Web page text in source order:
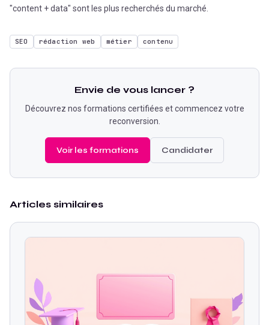
"content + data" sont les plus recherchés du marché.
SEO rédaction web métier contenu
Envie de vous lancer ?
Découvrez nos formations certifiées et commencez votre
reconversion.
Voir les formations Candidater
Articles similaires